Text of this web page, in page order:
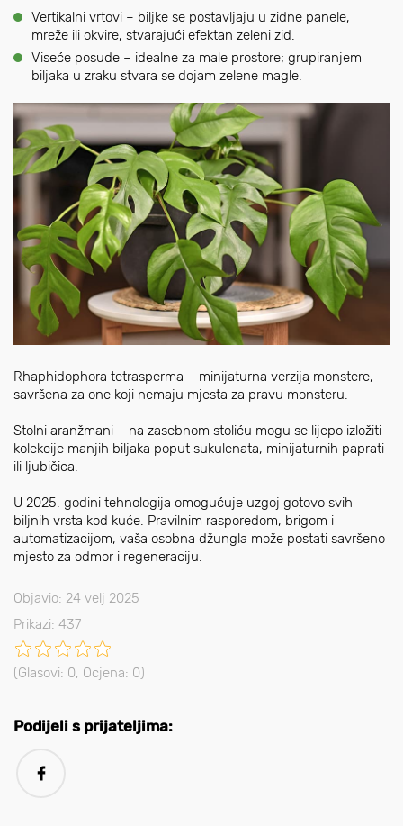
Vertikalni vrtovi – biljke se postavljaju u zidne panele,
mreže ili okvire, stvarajući efektan zeleni zid.
Viseće posude – idealne za male prostore; grupiranjem
biljaka u zraku stvara se dojam zelene magle.
Rhaphidophora tetrasperma – minijaturna verzija monstere,
savršena za one koji nemaju mjesta za pravu monsteru.
Stolni aranžmani – na zasebnom stoliću mogu se lijepo izložiti
kolekcije manjih biljaka poput sukulenata, minijaturnih paprati
ili ljubičica.
U 2025. godini tehnologija omogućuje uzgoj gotovo svih
biljnih vrsta kod kuće. Pravilnim rasporedom, brigom i
automatizacijom, vaša osobna džungla može postati savršeno
mjesto za odmor i regeneraciju.
Objavio: 24 velj 2025
Prikazi: 437
(Glasovi: 0, Ocjena: 0)
Podijeli s prijateljima: